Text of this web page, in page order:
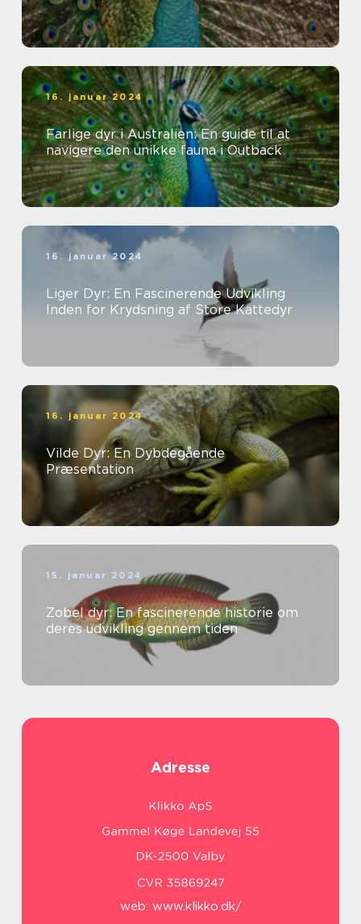
16. januar 2024
Farlige dyr i Australien: En guide til at
navigere den unikke fauna i Outback
16. januar 2024
Liger Dyr: En Fascinerende Udvikling
Inden for Krydsning af Store Kattedyr
16. januar 2024
Vilde Dyr: En Dybdegående
Præsentation
15. januar 2024
Zobel dyr: En fascinerende historie om
deres udvikling gennem tiden
Adresse
web: www.klikko.dk/